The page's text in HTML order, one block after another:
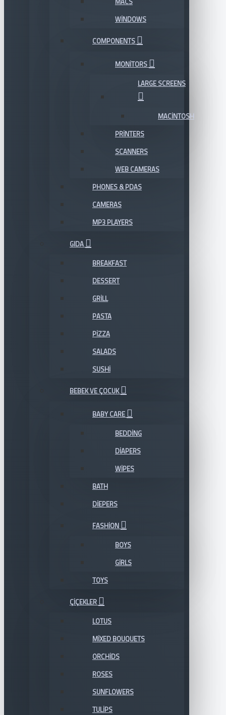
WINDOWS
COMPONENTS
MONITORS
LARGE SCREENS
MACINTOSH
PRINTERS
SCANNERS
WEB CAMERAS
PHONES & PDAS
CAMERAS
MP3 PLAYERS
GIDA
BREAKFAST
DESSERT
GRILL
PASTA
PIZZA
SALADS
SUSHI
BEBEK VE ÇOCUK
BABY CARE
BEDDING
DIAPERS
WIPES
BATH
DIEPERS
FASHION
BOYS
GIRLS
TOYS
ÇIÇEKLER
LOTUS
MIXED BOUQUETS
ORCHIDS
ROSES
SUNFLOWERS
TULIPS